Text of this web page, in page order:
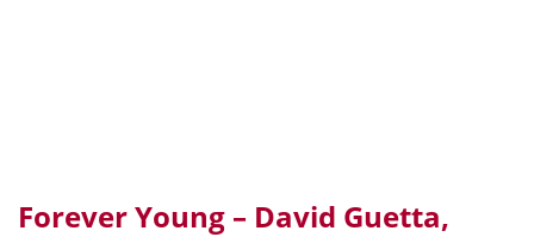
Forever Young – David Guetta,